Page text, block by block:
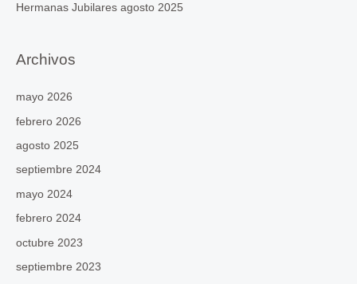
Hermanas Jubilares agosto 2025
Archivos
mayo 2026
febrero 2026
agosto 2025
septiembre 2024
mayo 2024
febrero 2024
octubre 2023
septiembre 2023